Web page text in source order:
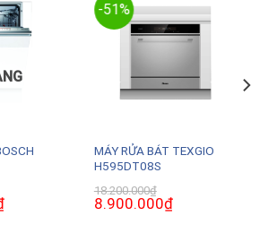
Giá
hiện
-51%
MÁY RỬA BÁT TEXGIO
H595DT08S
18.200.000₫
Giá
gốc
8.900.000₫Giá
hiện